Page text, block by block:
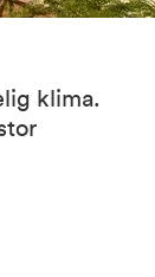
klima.